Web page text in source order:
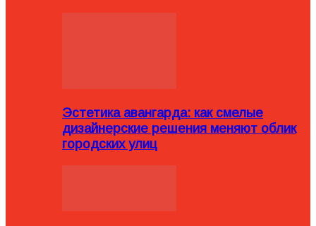
Эстетика авангарда: как смелые
дизайнерские решения меняют облик
городских улиц